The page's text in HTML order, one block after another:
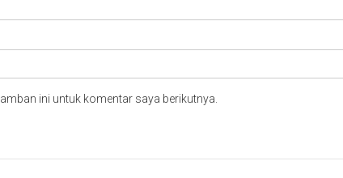
ini untuk komentar saya berikutnya.